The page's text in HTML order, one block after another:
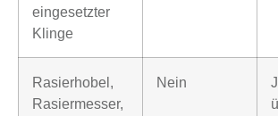
eingesetzter
Klinge
Rasierhobel,
Rasiermesser,
Nein